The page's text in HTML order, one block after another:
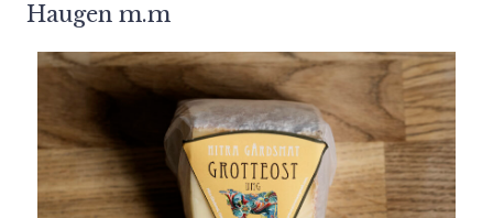
Haugen m.m